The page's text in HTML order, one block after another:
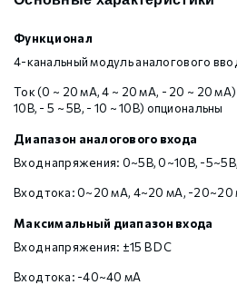
Функционал
4-канальный модуль аналогового
Ток (0 ~ 20 мА, 4 ~ 20 мА, - 20 ~ 20
10В, - 5 ~ 5В, - 10 ~ 10В) опциональны
Диапазон аналогового входа
Вход напряжения: 0~5В, 0~10В, -
Вход тока: 0~20 мА, 4~20 мА, -20~20
Максимальный диапазон входа
Вход напряжения: ±15 В DC
Вход тока: -40~40 мА